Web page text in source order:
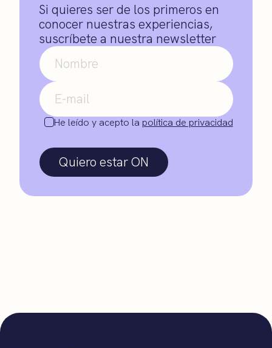
Si quieres ser de los primeros en
conocer nuestras experiencias,
suscríbete a nuestra newsletter
He leído y acepto la política de privacidad
Quiero estar ON